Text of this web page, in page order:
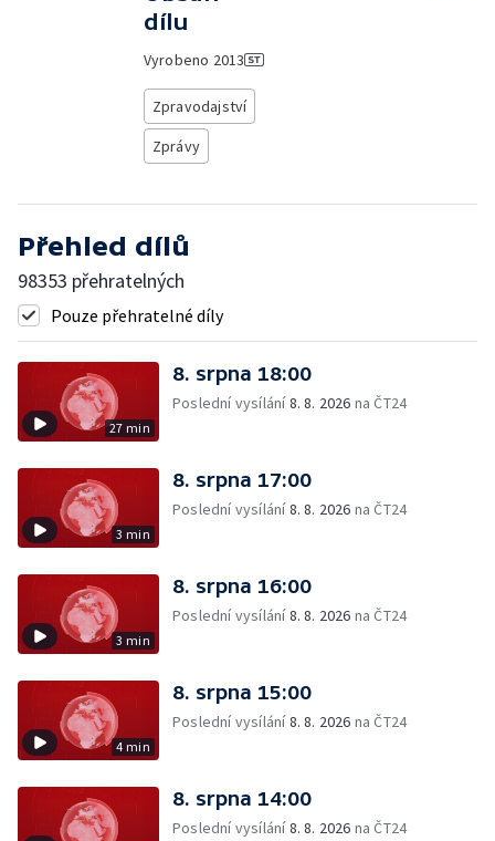
dílu
Vyrobeno 2013
Zpravodajství
Zprávy
Přehled dílů
98353 přehratelných
Pouze přehratelné díly
27 min
8. srpna 18:00
Poslední vysílání8. 8. 2026 na ČT24
3 min
8. srpna 17:00
Poslední vysílání8. 8. 2026 na ČT24
3 min
8. srpna 16:00
Poslední vysílání8. 8. 2026 na ČT24
4 min
8. srpna 15:00
Poslední vysílání8. 8. 2026 na ČT24
8. srpna 14:00
Poslední vysílání8. 8. 2026 na ČT24